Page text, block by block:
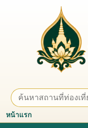
หน้าแรก